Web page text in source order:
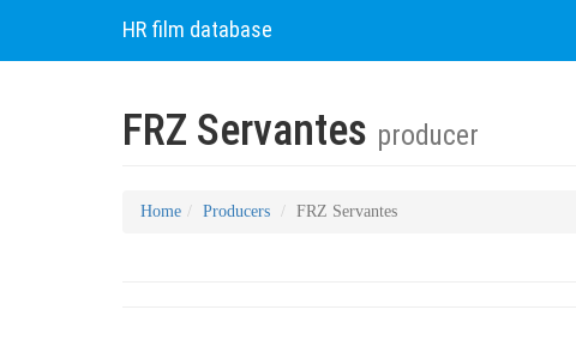
HR film database
FRZ Servantes producer
Home Producers FRZ Servantes